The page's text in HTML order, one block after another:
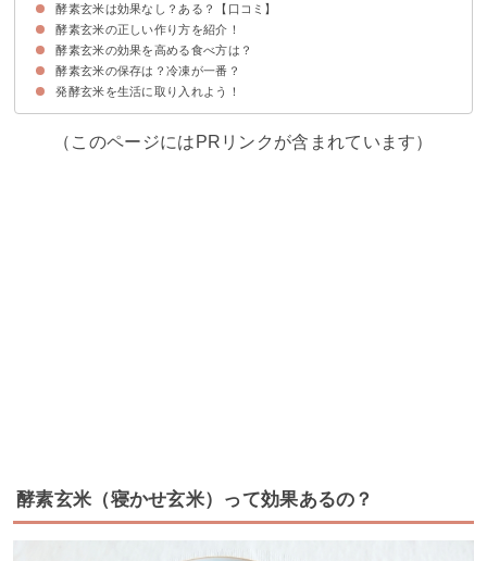
①作っている間は炊飯器が使えない
②雑菌が繁殖しやすく食中毒の危険がある
酵素玄米は効果なし？ある？【口コミ】
酵素玄米は効果なしという口コミ
酵素玄米は効果があるという口コミ
酵素玄米の正しい作り方を紹介！
酵素玄米の材料
酵素玄米の作り方・手順
酵素玄米の効果を高める食べ方は？
酵素玄米の保存は？冷凍が一番？
酵素玄米は冷凍で美味しさ・効果を保つことができる！
発酵玄米を生活に取り入れよう！
（このページにはPRリンクが含まれています）
酵素玄米（寝かせ玄米）って効果あるの？